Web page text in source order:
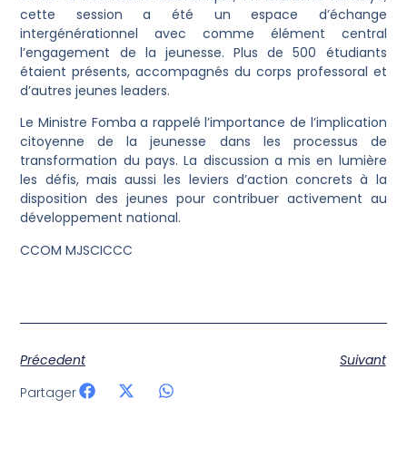
cette session a été un espace d’échange
intergénérationnel avec comme élément central
l’engagement de la jeunesse. Plus de 500 étudiants
étaient présents, accompagnés du corps professoral et
d’autres jeunes leaders.
Le Ministre Fomba a rappelé l’importance de l’implication
citoyenne de la jeunesse dans les processus de
transformation du pays. La discussion a mis en lumière
les défis, mais aussi les leviers d’action concrets à la
disposition des jeunes pour contribuer activement au
développement national.
CCOM MJSCICCC
Précedent
Suivant
Partager